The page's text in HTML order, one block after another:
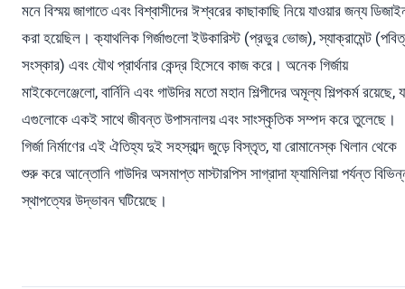
মনে বিস্ময় জাগাতে এবং বিশ্বাসীদের ঈশ্বরের কাছাকাছি নিয়ে যাওয়ার জন্য
করা হয়েছিল। ক্যাথলিক গির্জাগুলো ইউকারিস্ট (প্রভুর ভোজ), স্যাক্রামেন্ট
সংস্কার) এবং যৌথ প্রার্থনার কেন্দ্র হিসেবে কাজ করে। অনেক গির্জায়
মাইকেলেঞ্জেলো, বার্নিনি এবং গাউদির মতো মহান শিল্পীদের অমূল্য শিল্পকর্ম রয়েছে,
এগুলোকে একই সাথে জীবন্ত উপাসনালয় এবং সাংস্কৃতিক সম্পদ করে তুলেছে।
গির্জা নির্মাণের এই ঐতিহ্য দুই সহস্রাব্দ জুড়ে বিস্তৃত, যা রোমানেস্ক খিলান থেকে
শুরু করে আন্তোনি গাউদির অসমাপ্ত মাস্টারপিস সাগ্রাদা ফ্যামিলিয়া পর্যন্ত
স্থাপত্যের উদ্ভাবন ঘটিয়েছে।